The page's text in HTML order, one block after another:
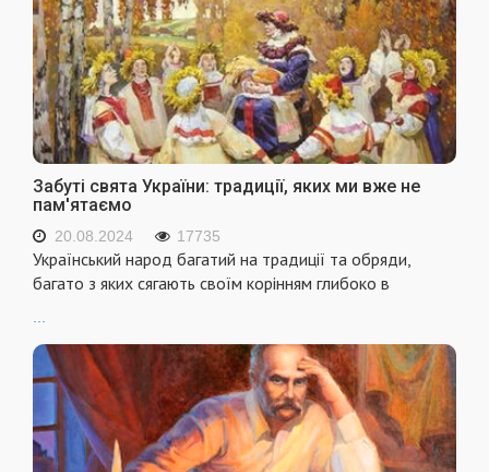
Забуті свята України: традиції, яких ми вже не
пам'ятаємо
20.08.2024 17735
Український народ багатий на традиції та обряди,
багато з яких сягають своїм корінням глибоко в
...